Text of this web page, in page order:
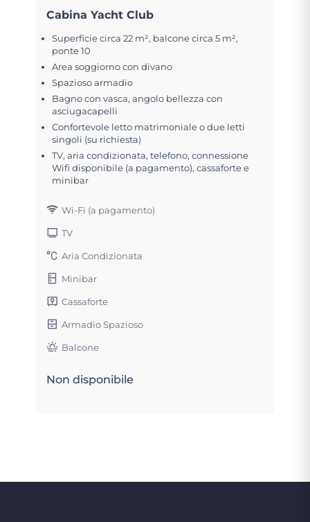
Cabina Yacht Club
Superficie circa 22 m², balcone circa 5 m²,
ponte 10
Area soggiorno con divano
Spazioso armadio
Bagno con vasca, angolo bellezza con
asciugacapelli
Confortevole letto matrimoniale o due letti
singoli (su richiesta)
TV, aria condizionata, telefono, connessione
Wifi disponibile (a pagamento), cassaforte e
minibar
Wi-Fi (a pagamento)
TV
Aria Condizionata
Minibar
Cassaforte
Armadio Spazioso
Balcone
Non disponibile